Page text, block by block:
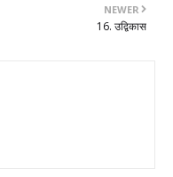
NEWER
16. उद्विकास